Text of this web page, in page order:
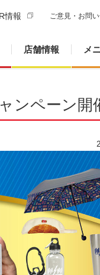
情報 ご意見・お問
店舗情報 メ
ンペーン開